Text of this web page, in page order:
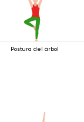
Postura del árbol